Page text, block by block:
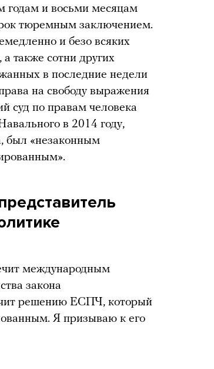
годам и восьми месяцам
тюремным заключением.
и безо всяких
а также сотни других
в последние недели
на свободу выражения
суд по правам человека
в 2014 году,
был «незаконным
международным
закона
решению ЕСПЧ, который
Я призываю к его